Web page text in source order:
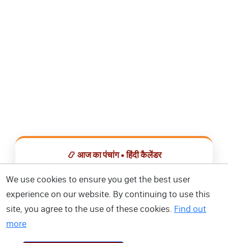
📿 आज का पंचांग • हिंदी कैलेंडर
📅 हिंदी कैलेंडर ऐप डाउनलोड करें
We use cookies to ensure you get the best user
experience on our website. By continuing to use this
site, you agree to the use of these cookies. Find out
more